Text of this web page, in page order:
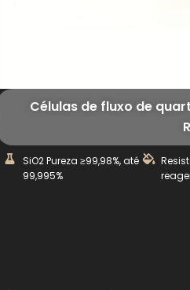
Células de fluxo de
SiO2 Pureza ≥99,98%, até
99,995%